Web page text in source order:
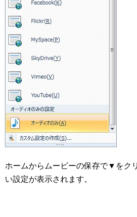
ホームからムービーの保存で▼をク
い設定が表示されます。